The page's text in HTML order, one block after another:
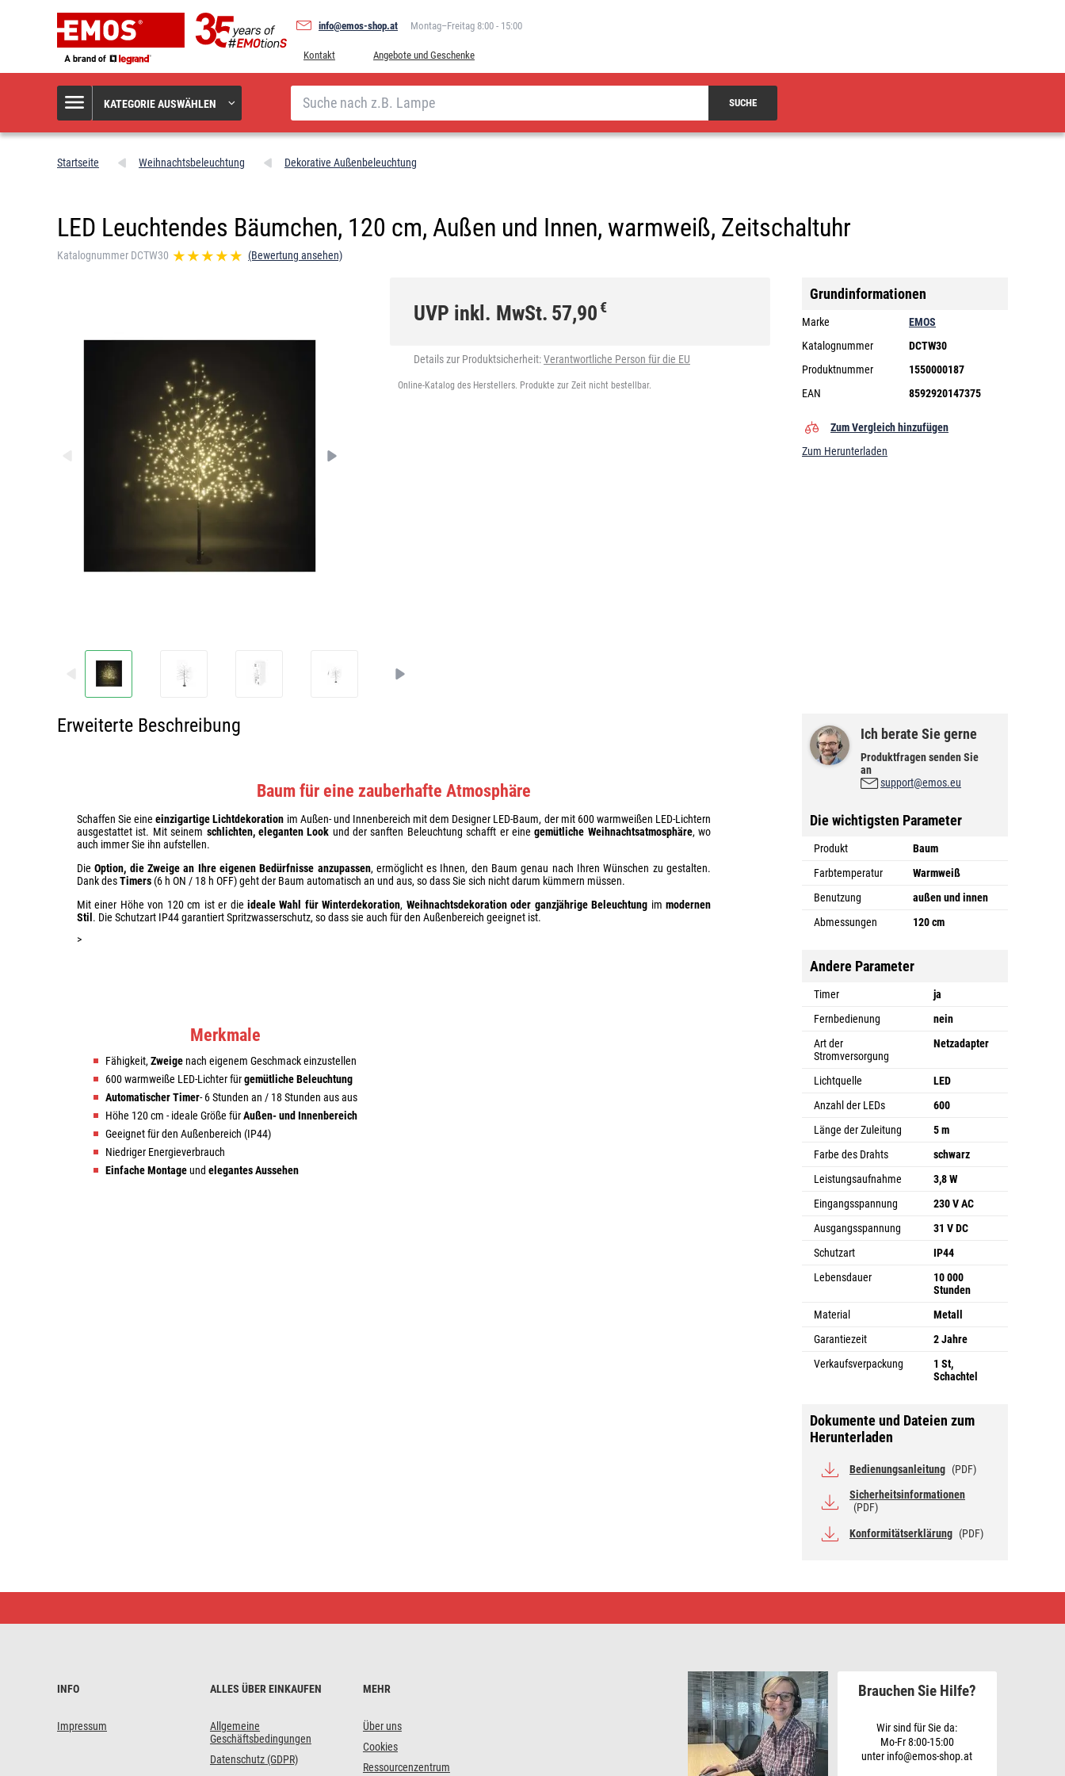
info@emos-shop.at Montag–Freitag 8:00 - 15:00
Kontakt Angebote und Geschenke
KATEGORIE AUSWÄHLEN
Suche
SUCHE
Startseite Weihnachtsbeleuchtung Dekorative Außenbeleuchtung
LED Leuchtendes Bäumchen, 120 cm, Außen und Innen, warmweiß, Zeitschaltuhr
Katalognummer DCTW30 (Bewertung ansehen)
UVP inkl. MwSt. 57,90€
Details zur Produktsicherheit:Verantwortliche Person für die EU
Online-Katalog des Herstellers. Produkte zur Zeit nicht bestellbar.
Grundinformationen
Marke
EMOS
Katalognummer
DCTW30
Produktnummer
1550000187
EAN
8592920147375
Zum Vergleich hinzufügen
Zum Herunterladen
Erweiterte Beschreibung
Baum für eine zauberhafte Atmosphäre
Schaffen Sie eineeinzigartige Lichtdekoration im Außen- und Innenbereich mit dem Designer LED-Baum, der mit 600 warmweißen LED-Lichtern
ausgestattet ist. Mit seinem schlichten, eleganten Look und der sanften Beleuchtung schafft er einegemütliche Weihnachtsatmosphäre, wo
auch immer Sie ihn aufstellen.
DieOption, die Zweige an Ihre eigenen Bedürfnisse anzupassen, ermöglicht es Ihnen, den Baum genau nach Ihren Wünschen zu gestalten.
Dank desTimers(6 h ON / 18 h OFF) geht der Baum automatisch an und aus, so dass Sie sich nicht darum kümmern müssen.
Mit einer Höhe von 120 cm ist er die ideale Wahl für Winterdekoration, Weihnachtsdekoration oder ganzjährige Beleuchtung immodernen
Stil. Die Schutzart IP44 garantiert Spritzwasserschutz, so dass sie auch für den Außenbereich geeignet ist.
>
Merkmale
Fähigkeit, Zweigenach eigenem Geschmack einzustellen
600 warmweiße LED-Lichter fürgemütliche Beleuchtung
Automatischer Timer- 6 Stunden an / 18 Stunden aus aus
Höhe 120 cm - ideale Größe fürAußen- und Innenbereich
Geeignet für den Außenbereich (IP44)
Niedriger Energieverbrauch
Einfache Montageund elegantes Aussehen
Ich berate Sie gerne
Produktfragen senden Sie
an
support@emos.eu
Die wichtigsten Parameter
Produkt
Baum
Farbtemperatur
Warmweiß
Benutzung
außen und innen
Abmessungen
120 cm
Andere Parameter
Timer
ja
Fernbedienung
nein
Art der
Stromversorgung
Netzadapter
Lichtquelle
LED
Anzahl der LEDs
600
Länge der Zuleitung
5 m
Farbe des Drahts
schwarz
Leistungsaufnahme
3,8 W
Eingangsspannung
230 V AC
Ausgangsspannung
31 V DC
Schutzart
IP44
Lebensdauer
10 000
Stunden
Material
Metall
Garantiezeit
2 Jahre
Verkaufsverpackung
1 St,
Schachtel
Dokumente und Dateien zum
Herunterladen
Bedienungsanleitung (PDF)
Sicherheitsinformationen
(PDF)
Konformitätserklärung (PDF)
Bäumchen,
INFO
Impressum
ALLES ÜBER EINKAUFEN
Allgemeine
Geschäftsbedingungen
Datenschutz (GDPR)
MEHR
Über uns
Cookies
Ressourcenzentrum
Brauchen Sie Hilfe?
Wir sind für Sie da:
Mo-Fr 8:00-15:00
unter info@emos-shop.at